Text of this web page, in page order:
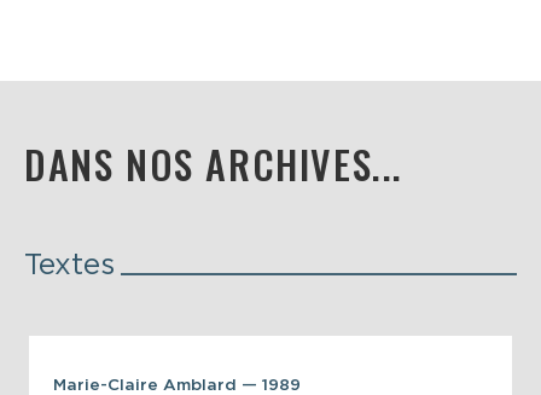
DANS NOS ARCHIVES...
Textes
Marie-Claire Amblard — 1989